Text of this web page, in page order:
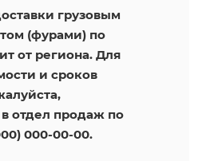
грузовым
(фурами) по
от региона. Для
и сроков
отдел продаж по
000-00-00.